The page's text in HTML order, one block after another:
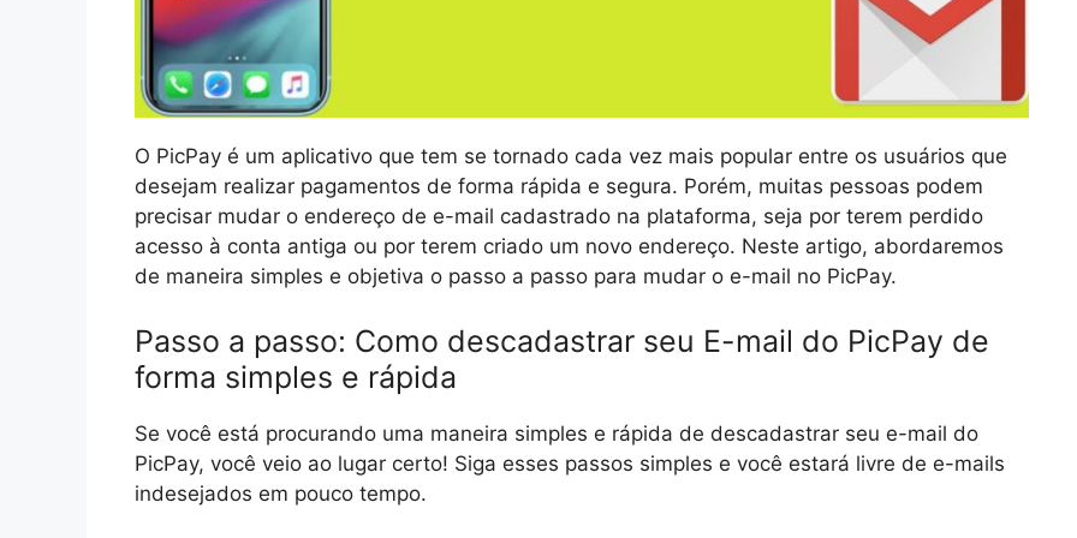
O PicPay é um aplicativo que tem se tornado cada vez mais popular entre os usuários que
desejam realizar pagamentos de forma rápida e segura. Porém, muitas pessoas podem
precisar mudar o endereço de e-mail cadastrado na plataforma, seja por terem perdido
acesso à conta antiga ou por terem criado um novo endereço. Neste artigo, abordaremos
de maneira simples e objetiva o passo a passo para mudar o e-mail no PicPay.
Passo a passo: Como descadastrar seu E-mail do PicPay de
forma simples e rápida
Se você está procurando uma maneira simples e rápida de descadastrar seu e-mail do
PicPay, você veio ao lugar certo! Siga esses passos simples e você estará livre de e-mails
indesejados em pouco tempo.